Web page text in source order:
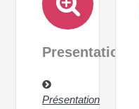
Presentation
Présentation